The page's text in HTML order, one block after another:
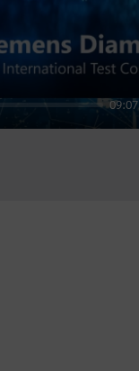
09:07